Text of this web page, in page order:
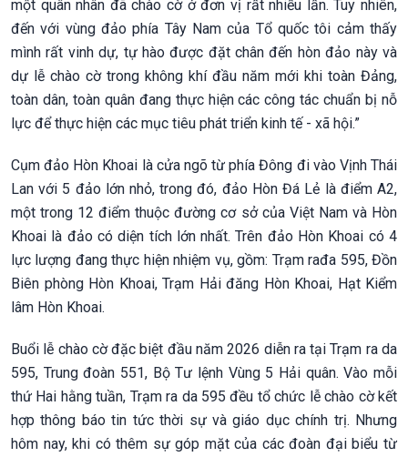
một quân nhân đã chào cờ ở đơn vị rất nhiều lần. Tuy nhiên,
đến với vùng đảo phía Tây Nam của Tổ quốc tôi cảm thấy
mình rất vinh dự, tự hào được đặt chân đến hòn đảo này và
dự lễ chào cờ trong không khí đầu năm mới khi toàn Đảng,
toàn dân, toàn quân đang thực hiện các công tác chuẩn bị nỗ
lực để thực hiện các mục tiêu phát triển kinh tế - xã hội.”
Cụm đảo Hòn Khoai là cửa ngõ từ phía Đông đi vào Vịnh Thái
Lan với 5 đảo lớn nhỏ, trong đó, đảo Hòn Đá Lẻ là điểm A2,
một trong 12 điểm thuộc đường cơ sở của Việt Nam và Hòn
Khoai là đảo có diện tích lớn nhất. Trên đảo Hòn Khoai có 4
lực lượng đang thực hiện nhiệm vụ, gồm: Trạm rađa 595, Đồn
Biên phòng Hòn Khoai, Trạm Hải đăng Hòn Khoai, Hạt Kiểm
lâm Hòn Khoai.
Buổi lễ chào cờ đặc biệt đầu năm 2026 diễn ra tại Trạm ra da
595, Trung đoàn 551, Bộ Tư lệnh Vùng 5 Hải quân. Vào mỗi
thứ Hai hằng tuần, Trạm ra da 595 đều tổ chức lễ chào cờ kết
hợp thông báo tin tức thời sự và giáo dục chính trị. Nhưng
hôm nay, khi có thêm sự góp mặt của các đoàn đại biểu từ